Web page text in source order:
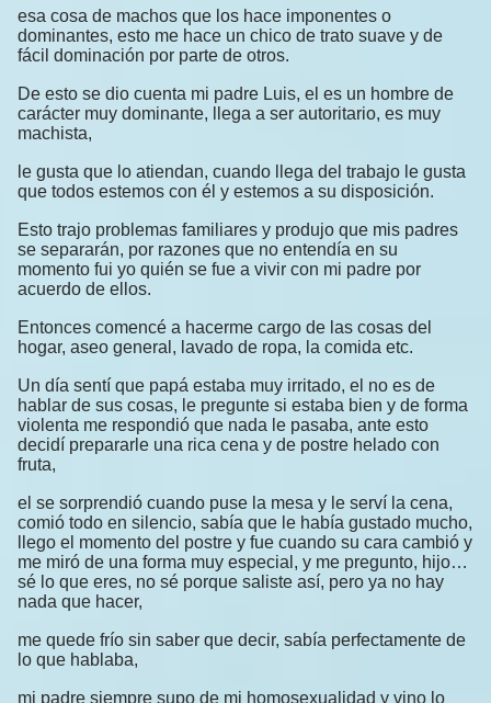
esa cosa de machos que los hace imponentes o
dominantes, esto me hace un chico de trato suave y de
fácil dominación por parte de otros.
De esto se dio cuenta mi padre Luis, el es un hombre de
carácter muy dominante, llega a ser autoritario, es muy
machista,
le gusta que lo atiendan, cuando llega del trabajo le gusta
que todos estemos con él y estemos a su disposición.
Esto trajo problemas familiares y produjo que mis padres
se separarán, por razones que no entendía en su
momento fui yo quién se fue a vivir con mi padre por
acuerdo de ellos.
Entonces comencé a hacerme cargo de las cosas del
hogar, aseo general, lavado de ropa, la comida etc.
Un día sentí que papá estaba muy irritado, el no es de
hablar de sus cosas, le pregunte si estaba bien y de forma
violenta me respondió que nada le pasaba, ante esto
decidí prepararle una rica cena y de postre helado con
fruta,
el se sorprendió cuando puse la mesa y le serví la cena,
comió todo en silencio, sabía que le había gustado mucho,
llego el momento del postre y fue cuando su cara cambió y
me miró de una forma muy especial, y me pregunto, hijo…
sé lo que eres, no sé porque saliste así, pero ya no hay
nada que hacer,
me quede frío sin saber que decir, sabía perfectamente de
lo que hablaba,
mi padre siempre supo de mi homosexualidad y vino lo